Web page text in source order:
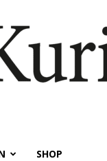
SHOP